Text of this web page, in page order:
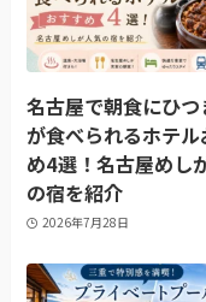
名古屋で朝食にひつ
が食べられるホテ
め4選！名古屋めし
の宿を紹介
2026年7月28日